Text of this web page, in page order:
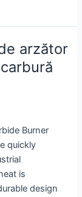
arzător
Burner
quickly
is
design